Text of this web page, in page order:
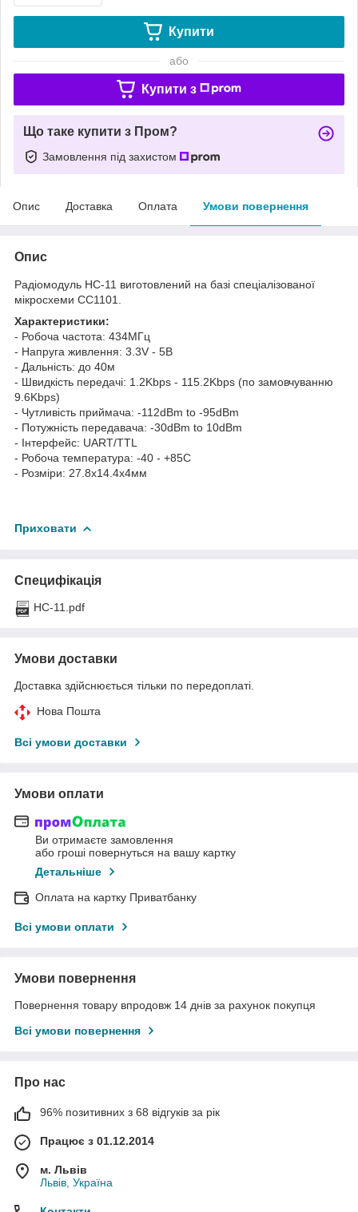
Купити
або
Купити з
Що таке купити з Пром?
Замовлення під захистом
Опис Доставка Оплата Умови повернення
Опис
Радіомодуль HC-11 виготовлений на базі спеціалізованої
мікросхеми CC1101.
Характеристики:
- Робоча частота: 434МГц
- Напруга живлення: 3.3V - 5В
- Дальність: до 40м
- Швидкість передачі: 1.2Kbps - 115.2Kbps (по замовчуванню
9.6Kbps)
- Чутливість приймача: -112dBm to -95dBm
- Потужність передавача: -30dBm to 10dBm
- Інтерфейс: UART/TTL
- Робоча температура: -40 - +85С
- Розміри: 27.8x14.4x4мм
Приховати
Специфікація
HC-11.pdf
Умови доставки
Доставка здійснюється тільки по передоплаті.
Нова Пошта
Всі умови доставки
Умови оплати
Ви отримаєте замовлення
або гроші повернуться на вашу картку
Детальніше
Оплата на картку Приватбанку
Всі умови оплати
Умови повернення
Повернення товару впродовж 14 днів за рахунок покупця
Всі умови повернення
Про нас
96% позитивних з 68 відгуків за рік
Працює з 01.12.2014
м. Львів
Львів, Україна